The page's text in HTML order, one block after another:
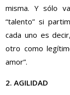
misma. Y sólo
“talento” si
cada uno es
otro como
amor”.
2. AGILIDAD